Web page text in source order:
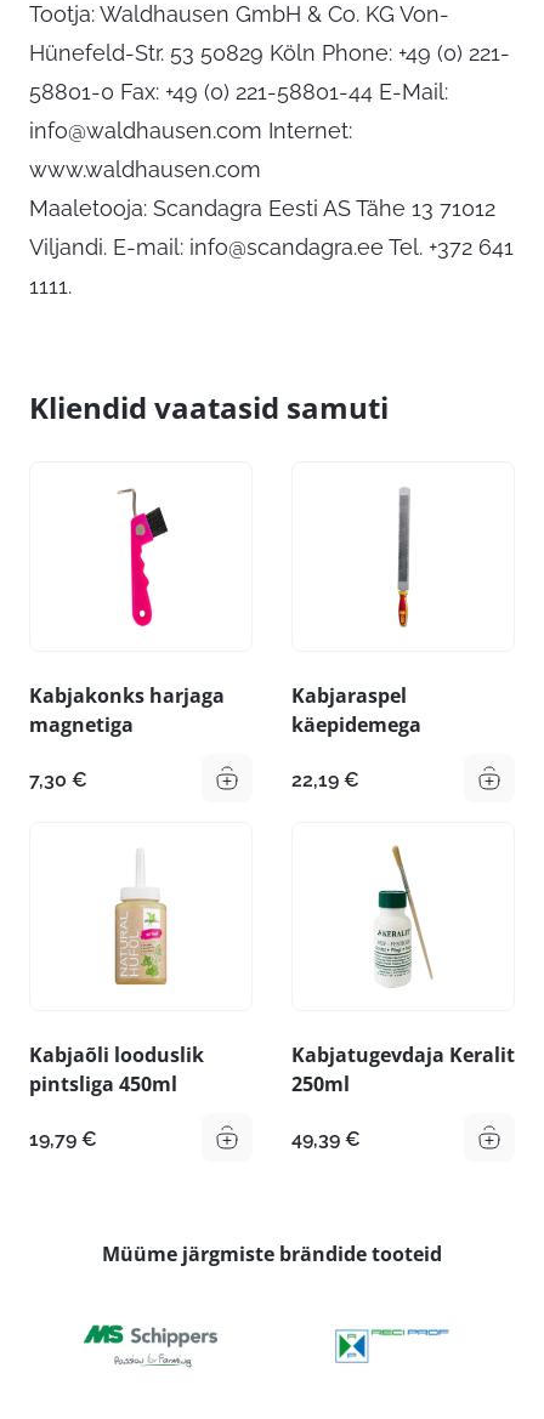
Tootja: Waldhausen GmbH & Co. KG Von-
Hünefeld-Str. 53 50829 Köln Phone: +49 (0) 221-
58801-0 Fax: +49 (0) 221-58801-44 E-Mail:
info@waldhausen.com Internet:
www.waldhausen.com
Maaletooja: Scandagra Eesti AS Tähe 13 71012
Viljandi. E-mail: info@scandagra.ee Tel. +372 641
1111.
Kliendid vaatasid samuti
Kabjakonks harjaga
magnetiga
7,30 €
Kabjaraspel
käepidemega
22,19 €
Kabjaõli looduslik
pintsliga 450ml
19,79 €
Kabjatugevdaja Keralit
250ml
49,39 €
Müüme järgmiste brändide tooteid